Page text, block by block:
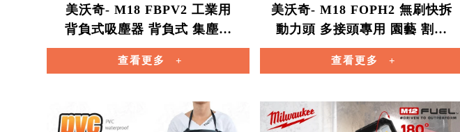
美沃奇- M18 FBPV2 工業用
背負式吸塵器 背負式 集塵器
吸塵器 靜音 FBPV2 米沃奇
查看更多
美沃奇- M18 FOPH2 無刷快拆
動力頭 多接頭專用 園藝 割草
機 鼓風機 FOPH2 米沃奇
查看更多